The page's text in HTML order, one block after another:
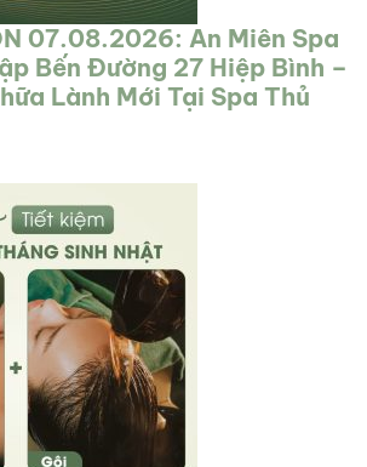
07.08.2026: An Miên Spa
Bến Đường 27 Hiệp Bình –
Lành Mới Tại Spa Thủ